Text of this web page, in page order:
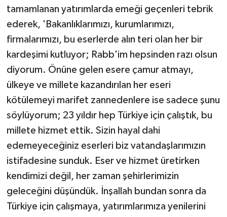
tamamlanan yatırımlarda emeği geçenleri tebrik
ederek, 'Bakanlıklarımızı, kurumlarımızı,
firmalarımızı, bu eserlerde alın teri olan her bir
kardeşimi kutluyor; Rabb'im hepsinden razı olsun
diyorum. Önüne gelen esere çamur atmayı,
ülkeye ve millete kazandırılan her eseri
kötülemeyi marifet zannedenlere ise sadece şunu
söylüyorum; 23 yıldır hep Türkiye için çalıştık, bu
millete hizmet ettik. Sizin hayal dahi
edemeyeceğiniz eserleri biz vatandaşlarımızın
istifadesine sunduk. Eser ve hizmet üretirken
kendimizi değil, her zaman şehirlerimizin
geleceğini düşündük. İnşallah bundan sonra da
Türkiye için çalışmaya, yatırımlarımıza yenilerini